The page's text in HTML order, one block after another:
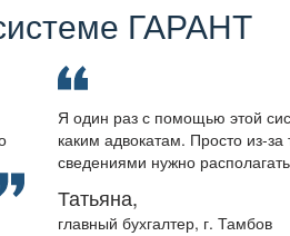
ГАРАНТ
Я один раз с помощью этой
каким адвокатам. Просто из-
сведениями нужно
Татьяна,
лавный бухгалтер, г. Тамбо